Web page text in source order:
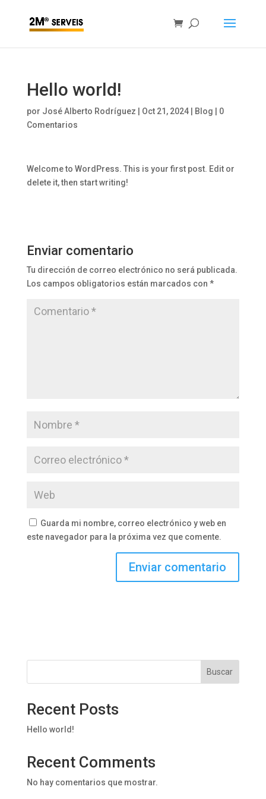
Hello world!
por José Alberto Rodríguez Oct 21, 2024| Blog
0
Comentarios
Welcome to WordPress. This is your first post. Edit or
delete it, then start writing!
Enviar comentario
Tu dirección de correo electrónico no será publicada.
Los campos obligatorios están marcados con *
Guarda mi nombre, correo electrónico y web en
este navegador para la próxima vez que comente.
Buscar
Recent Posts
Hello world!
Recent Comments
No hay comentarios que mostrar.